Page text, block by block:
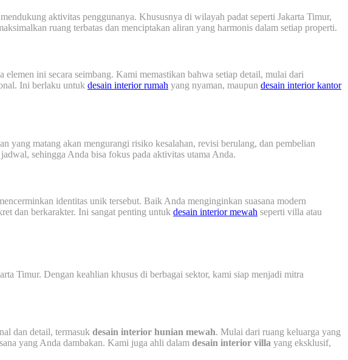
aktivitas penggunanya. Khususnya di wilayah padat seperti Jakarta Timur,
ruang terbatas dan menciptakan aliran yang harmonis dalam setiap properti.
ini secara seimbang. Kami memastikan bahwa setiap detail, mulai dari
Ini berlaku untuk desain interior rumah yang nyaman, maupun desain interior kantor
yang matang akan mengurangi risiko kesalahan, revisi berulang, dan pembelian
sehingga Anda bisa fokus pada aktivitas utama Anda.
identitas unik tersebut. Baik Anda menginginkan suasana modern
dan berkarakter. Ini sangat penting untuk desain interior mewah seperti villa atau
Timur. Dengan keahlian khusus di berbagai sektor, kami siap menjadi mitra
dan detail, termasuk desain interior hunian mewah. Mulai dari ruang keluarga yang
yang Anda dambakan. Kami juga ahli dalam desain interior villa yang eksklusif,